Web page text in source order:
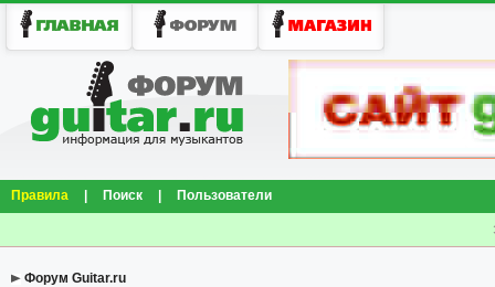
Правила Поиск Пользователи
Форум Guitar.ru